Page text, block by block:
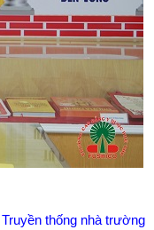
thống nhà trường